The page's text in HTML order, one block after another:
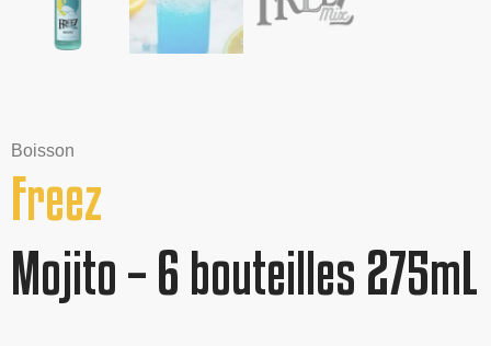
Boisson
Freez
Mojito – 6 bouteilles 275mL